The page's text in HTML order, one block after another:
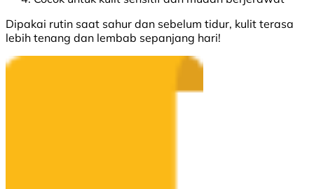
Dipakai rutin saat sahur dan sebelum tidur, kulit terasa
lebih tenang dan lembab sepanjang hari!